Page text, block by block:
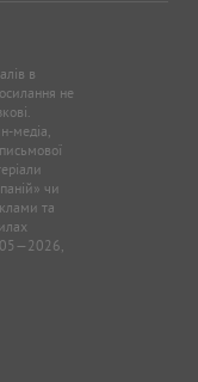
в
не
медіа,
чи
та